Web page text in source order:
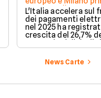
spesa media
L'Italia accelera sul
dei pagamenti
nel 2025 ha
crescita del 26,7%
transazioni digitali.
conquista il terzo
Europa per
delle operazioni
delle città più
News Carte